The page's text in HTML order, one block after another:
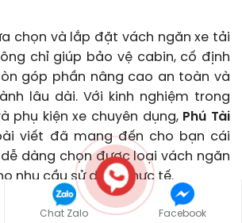
chọn và lắp đặt vách ngăn xe tải
chỉ giúp bảo vệ cabin, cố định
góp phần nâng cao an toàn và
lâu dài. Với kinh nghiệm trong
phụ kiện xe chuyên dụng, Phú Tài
viết đã mang đến cho bạn cái
dàng chọn được loại vách ngăn
nhu cầu sử dụng thực tế.
Chat Zalo Facebook